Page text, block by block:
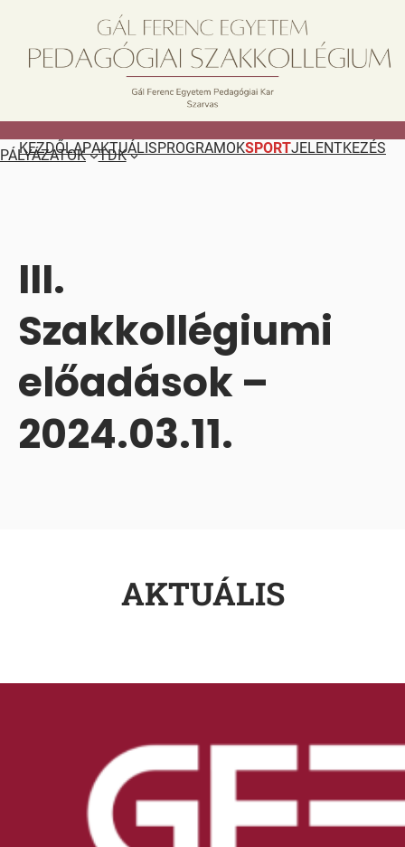
KEZDŐLAPAKTUÁLISPROGRAMOKSPORTJELENTKEZÉS
PÁLYÁZATOK TDK
III.
Szakkollégiumi
előadások –
2024.03.11.
AKTUÁLIS